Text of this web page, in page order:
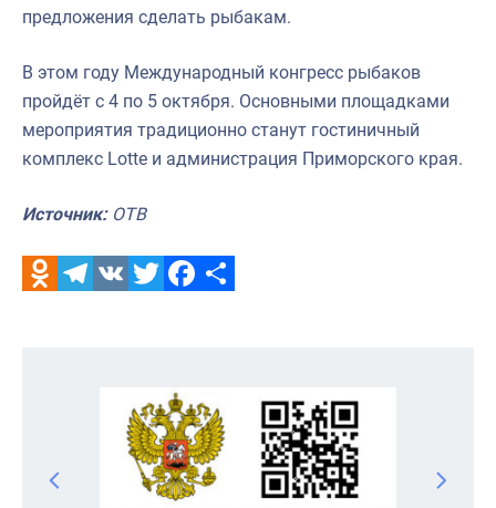
предложения сделать рыбакам.
В этом году Международный конгресс рыбаков
пройдёт с 4 по 5 октября. Основными площадками
мероприятия традиционно станут гостиничный
комплекс Lotte и администрация Приморского края.
Источник:ОТВ